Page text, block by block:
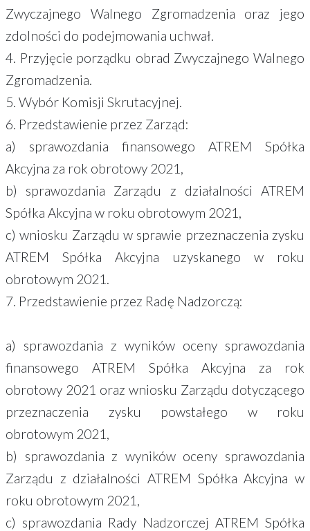
Zwyczajnego Walnego Zgromadzenia oraz jego
zdolności do podejmowania uchwał.
4. Przyjęcie porządku obrad Zwyczajnego Walnego
Zgromadzenia.
5. Wybór Komisji Skrutacyjnej.
6. Przedstawienie przez Zarząd:
a) sprawozdania finansowego ATREM Spółka
Akcyjna za rok obrotowy 2021,
b) sprawozdania Zarządu z działalności ATREM
Spółka Akcyjna w roku obrotowym 2021,
c) wniosku Zarządu w sprawie przeznaczenia zysku
ATREM Spółka Akcyjna uzyskanego w roku
obrotowym 2021.
7. Przedstawienie przez Radę Nadzorczą:
a) sprawozdania z wyników oceny sprawozdania
finansowego ATREM Spółka Akcyjna za rok
obrotowy 2021 oraz wniosku Zarządu dotyczącego
przeznaczenia zysku powstałego w roku
obrotowym 2021,
b) sprawozdania z wyników oceny sprawozdania
Zarządu z działalności ATREM Spółka Akcyjna w
roku obrotowym 2021,
c) sprawozdania Rady Nadzorczej ATREM Spółka